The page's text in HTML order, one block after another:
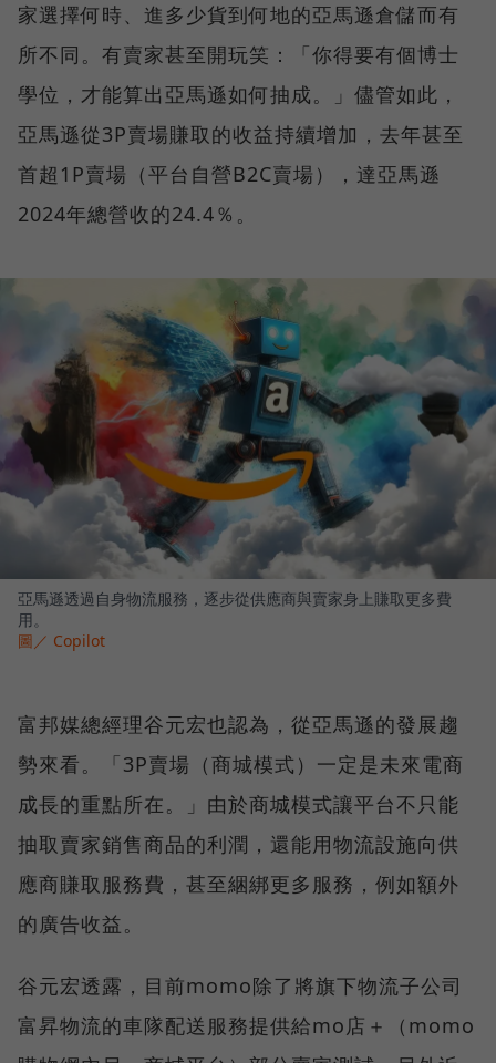
家選擇何時、進多少貨到何地的亞馬遜倉儲而有
所不同。有賣家甚至開玩笑：「你得要有個博士
學位，才能算出亞馬遜如何抽成。」儘管如此，
亞馬遜從3P賣場賺取的收益持續增加，去年甚至
首超1P賣場（平台自營B2C賣場），達亞馬遜
2024年總營收的24.4％。
亞馬遜透過自身物流服務，逐步從供應商與賣家身上賺取更多費
用。
圖／ Copilot
富邦媒總經理谷元宏也認為，從亞馬遜的發展趨
勢來看。「3P賣場（商城模式）一定是未來電商
成長的重點所在。」由於商城模式讓平台不只能
抽取賣家銷售商品的利潤，還能用物流設施向供
應商賺取服務費，甚至綑綁更多服務，例如額外
的廣告收益。
谷元宏透露，目前momo除了將旗下物流子公司
富昇物流的車隊配送服務提供給mo店＋（momo